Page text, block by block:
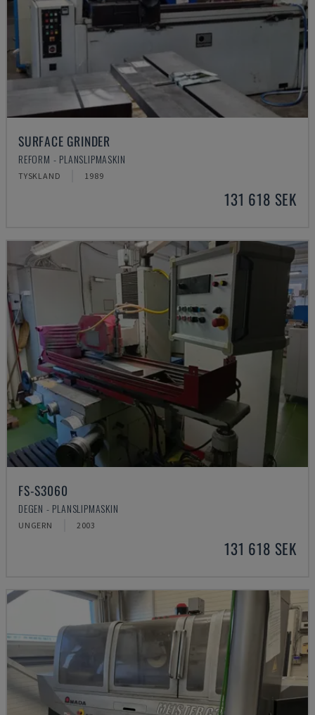
SURFACE GRINDER
REFORM - PLANSLIPMASKIN
TYSKLAND 1989
131 618 SEK
FS-S3060
DEGEN - PLANSLIPMASKIN
UNGERN 2003
131 618 SEK